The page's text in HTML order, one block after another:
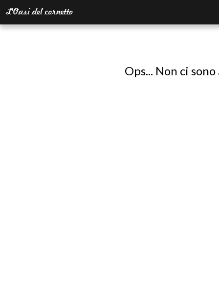
Ops... Non ci